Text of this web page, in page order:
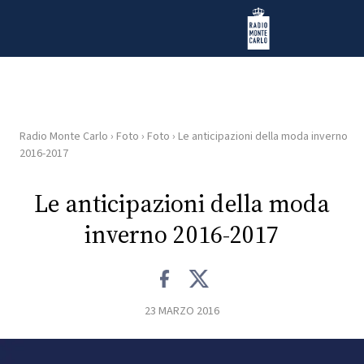
Radio Monte Carlo
HOME
RADIO
Radio Monte Carlo › Foto › Foto › Le anticipazioni della moda inverno
2016-2017
Le anticipazioni della moda
inverno 2016-2017
23 MARZO 2016